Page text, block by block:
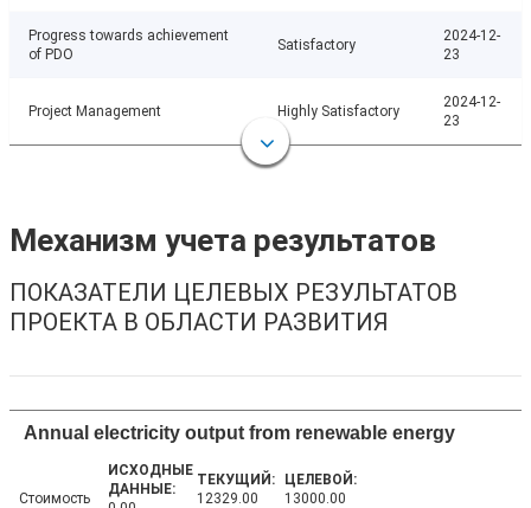
Progress towards achievement
of PDO
Satisfactory
2024-12-
23
Project Management Highly Satisfactory
2024-12-
23
Механизм учета результатов
ПОКАЗАТЕЛИ ЦЕЛЕВЫХ РЕЗУЛЬТАТОВ
ПРОЕКТА В ОБЛАСТИ РАЗВИТИЯ
Annual electricity output from renewable energy
Стоимость 12329.00 13000.00